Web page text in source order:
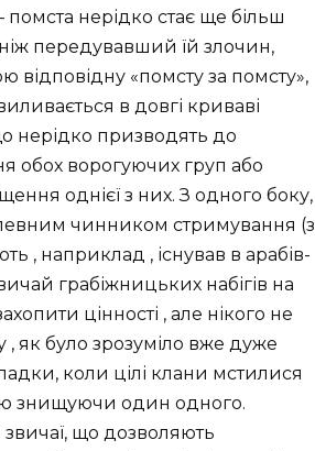
помста нерідко стає ще більш
передувавший їй злочин,
відповідну «помсту за помсту»,
в довгі криваві
нерідко призводять до
обох ворогуючих груп або
однієї з них. З одного боку,
чинником стримування (з
, наприклад , існував в арабів-
грабіжницьких набігів на
цінності , але нікого не
, як було зрозуміло вже дуже
коли цілі клани мстилися
знищуючи один одного.
звичаї, що дозволяють